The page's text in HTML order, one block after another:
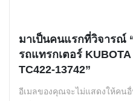
มาเป็นคนแรกที่วิจารณ์
รถแทรกเตอร์
TC422-13742”
อีเมลของคุณจะไม่แสดงให้คน